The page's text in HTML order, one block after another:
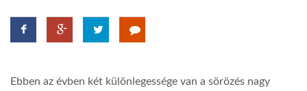
TROPICALMAGAZIN
Ebben az évben két különlegessége van a sörözés nagy